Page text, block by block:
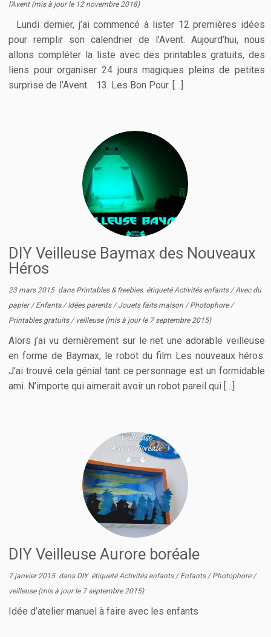
l'Avent (mis à jour le 12 novembre 2018)
Lundi dernier, j’ai commencé à lister 12 premières idées
pour remplir son calendrier de l’Avent. Aujourd’hui, nous
allons compléter la liste avec des printables gratuits, des
liens pour organiser 24 jours magiques pleins de petites
surprise de l’Avent. 13. Les Bon Pour. […]
DIY Veilleuse Baymax des Nouveaux
Héros
23 mars 2015dans Printables & freebies étiqueté Activités enfants /Avec du
papier/Enfants /Idées parents /Jouets faits maison /Photophore /
Printables gratuits / veilleuse (mis à jour le 7 septembre 2015)
Alors j’ai vu dernièrement sur le net une adorable veilleuse
en forme de Baymax, le robot du film Les nouveaux héros.
J’ai trouvé cela génial tant ce personnage est un formidable
ami. N’importe qui aimerait avoir un robot pareil qui […]
DIY Veilleuse Aurore boréale
7 janvier 2015dans DIY étiqueté Activités enfants /Enfants /Photophore /
veilleuse (mis à jour le 7 septembre 2015)
Idée d’atelier manuel à faire avec les enfants